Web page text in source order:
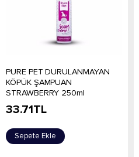
PURE PET DURULANMAYAN
KÖPÜK ŞAMPUAN
STRAWBERRY 250ml
33.71TL
Sepete Ekle